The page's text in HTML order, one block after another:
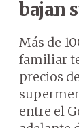
bajan
Más de
familiar
precios
entre el